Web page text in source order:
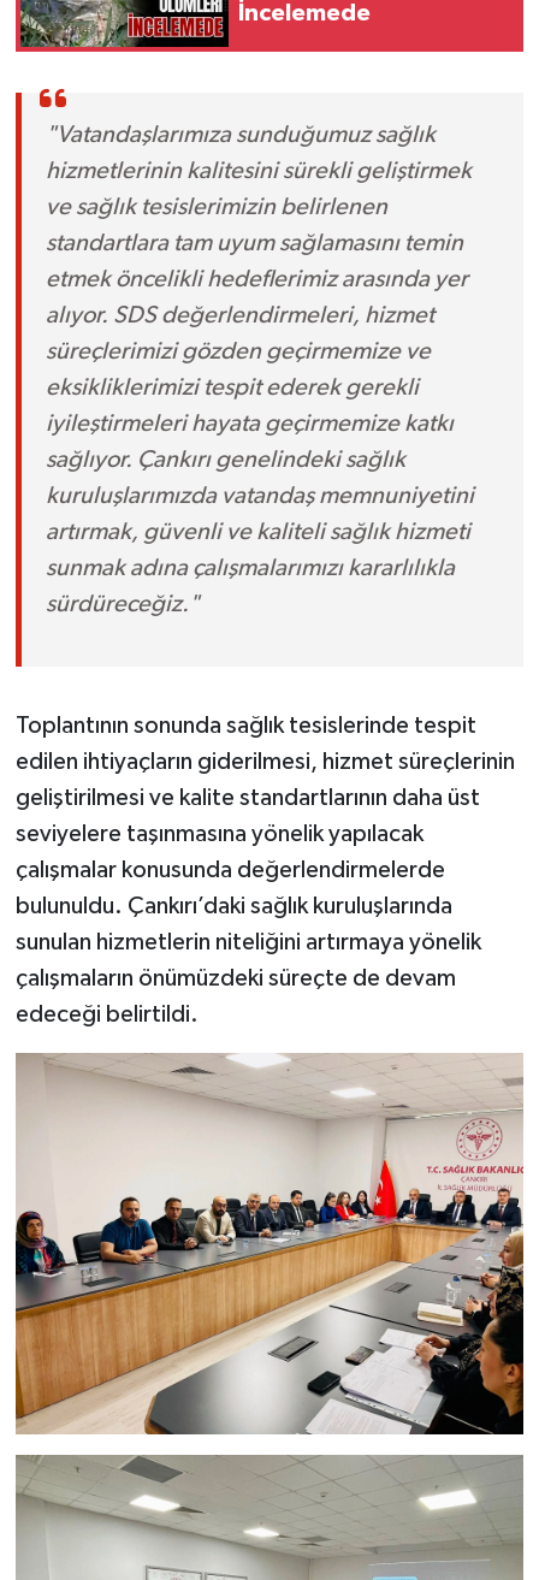
İncelemede
"Vatandaşlarımıza sunduğumuz sağlık
hizmetlerinin kalitesini sürekli geliştirmek
ve sağlık tesislerimizin belirlenen
standartlara tam uyum sağlamasını temin
etmek öncelikli hedeflerimiz arasında yer
alıyor. SDS değerlendirmeleri, hizmet
süreçlerimizi gözden geçirmemize ve
eksikliklerimizi tespit ederek gerekli
iyileştirmeleri hayata geçirmemize katkı
sağlıyor. Çankırı genelindeki sağlık
kuruluşlarımızda vatandaş memnuniyetini
artırmak, güvenli ve kaliteli sağlık hizmeti
sunmak adına çalışmalarımızı kararlılıkla
sürdüreceğiz."
Toplantının sonunda sağlık tesislerinde tespit
edilen ihtiyaçların giderilmesi, hizmet süreçlerinin
geliştirilmesi ve kalite standartlarının daha üst
seviyelere taşınmasına yönelik yapılacak
çalışmalar konusunda değerlendirmelerde
bulunuldu. Çankırı’daki sağlık kuruluşlarında
sunulan hizmetlerin niteliğini artırmaya yönelik
çalışmaların önümüzdeki süreçte de devam
edeceği belirtildi.